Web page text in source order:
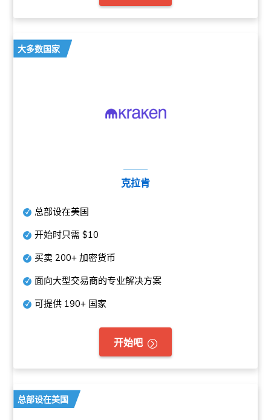
大多数国家
克拉肯
总部设在美国
开始时只需$10
买卖200+ 加密货币
面向大型交易商的专业解决方案
可提供 190+ 国家
开始吧
总部设在美国